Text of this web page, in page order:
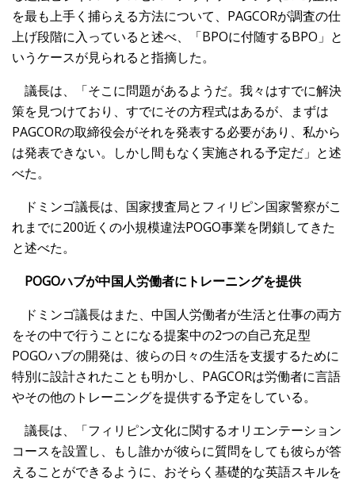
を最も上手く捕らえる方法について、PAGCORが調査の仕
上げ段階に入っていると述べ、「BPOに付随するBPO」と
いうケースが見られると指摘した。
議長は、「そこに問題があるようだ。我々はすでに解決
策を見つけており、すでにその方程式はあるが、まずは
PAGCORの取締役会がそれを発表する必要があり、私から
は発表できない。しかし間もなく実施される予定だ」と述
べた。
ドミンゴ議長は、国家捜査局とフィリピン国家警察がこ
れまでに200近くの小規模違法POGO事業を閉鎖してきた
と述べた。
POGOハブが中国人労働者にトレーニングを提供
ドミンゴ議長はまた、中国人労働者が生活と仕事の両方
をその中で行うことになる提案中の2つの自己充足型
POGOハブの開発は、彼らの日々の生活を支援するために
特別に設計されたことも明かし、PAGCORは労働者に言語
やその他のトレーニングを提供する予定をしている。
議長は、「フィリピン文化に関するオリエンテーション
コースを設置し、もし誰かが彼らに質問をしても彼らが答
えることができるように、おそらく基礎的な英語スキルを